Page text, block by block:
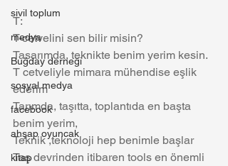
sivil toplum
medya
Buğday derneği
sosyal medya
facebook
ahşap oyuncak
kitap
T:
T-cetvelini sen bilir misin?
Tasarımda, teknikte benim yerim kesin.
T cetveliyle mimara mühendise eşlik
ederim
Tarımda, taşıtta, toplantıda en başta
benim yerim,
Teknik ,teknoloji hep benimle başlar
Taş devrinden itibaren tools en önemli